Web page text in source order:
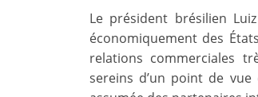
Le président brésilien
économiquement des
relations commerciales
sereins d’un point de